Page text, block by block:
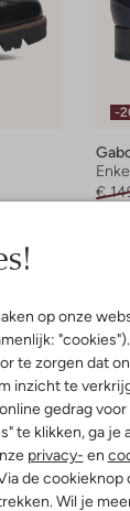
op onze
"cookies").
te zorgen dat
inzicht te
gedrag
te klikken, ga je
privacy- en
de cookieknop
Wil je
-
€